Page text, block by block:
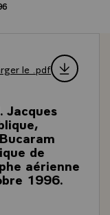
le .pdf
Jacques
de
aérienne
1996.